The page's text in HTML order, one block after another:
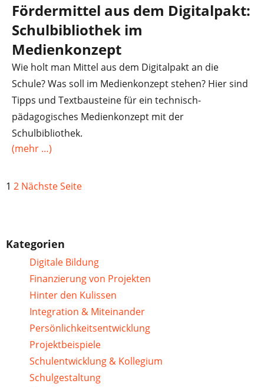
Fördermittel aus dem Digitalpakt:
Schulbibliothek im
Medienkonzept
Wie holt man Mittel aus dem Digitalpakt an die
Schule? Was soll im Medienkonzept stehen? Hier sind
Tipps und Textbausteine für ein technisch-
pädagogisches Medienkonzept mit der
Schulbibliothek.
(mehr …)
1 2 Nächste Seite
Kategorien
Digitale Bildung
Finanzierung von Projekten
Hinter den Kulissen
Integration & Miteinander
Persönlichkeitsentwicklung
Projektbeispiele
Schulentwicklung & Kollegium
Schulgestaltung